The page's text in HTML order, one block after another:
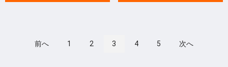
前へ 1 2 3 4 5 次へ